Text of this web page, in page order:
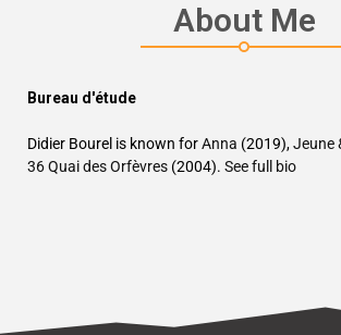
About Me
Bureau d'étude
Didier Bourel is known forAnna (2019),Jeune
36 Quai des Orfèvres (2004). See full bio